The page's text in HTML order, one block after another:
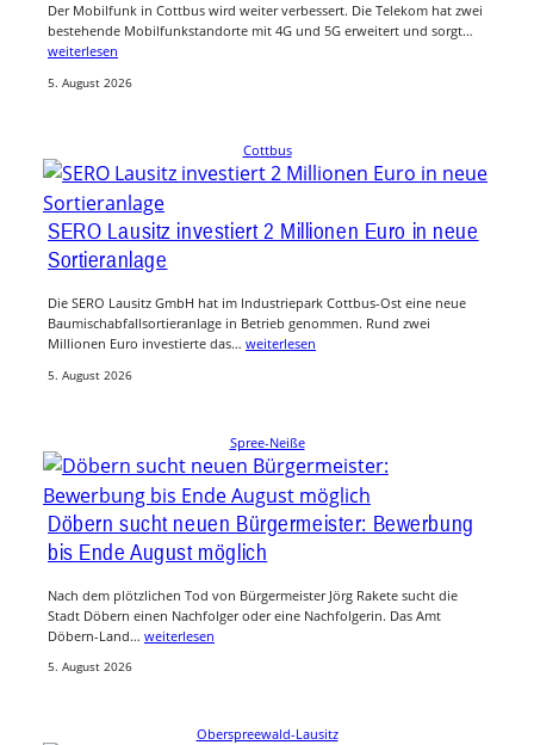
Der Mobilfunk in Cottbus wird weiter verbessert. Die Telekom hat zwei
bestehende Mobilfunkstandorte mit 4G und 5G erweitert und sorgt…
weiterlesen
5. August 2026
Cottbus
SERO Lausitz investiert 2 Millionen Euro in neue
Sortieranlage
Die SERO Lausitz GmbH hat im Industriepark Cottbus-Ost eine neue
Baumischabfallsortieranlage in Betrieb genommen. Rund zwei
Millionen Euro investierte das… weiterlesen
5. August 2026
Spree-Neiße
Döbern sucht neuen Bürgermeister: Bewerbung
bis Ende August möglich
Nach dem plötzlichen Tod von Bürgermeister Jörg Rakete sucht die
Stadt Döbern einen Nachfolger oder eine Nachfolgerin. Das Amt
Döbern-Land… weiterlesen
5. August 2026
Oberspreewald-Lausitz